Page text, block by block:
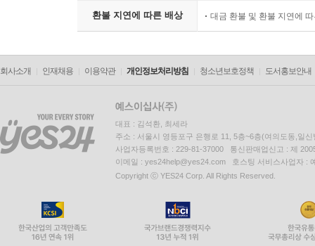
환불 지연에 따른 배상 대금 환불 및 환불 지연에
회사소개 인재채용 이용약관 개인정보처리방침 청소년보호정책 도서홍보안내
대표 : 김석환, 최세라
주소 : 서울시 영등포구 은행로 11, 5층~6층(여의도동,일신
사업자등록번호 : 229-81-37000 통신판매업신고 : 제
이메일 : yes24help@yes24.com 호스팅 서비스사업자 :
Copyright ⓒ YES24 Corp. All Rights Reserved.